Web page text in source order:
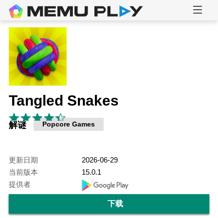
Tangled Snakes
解谜 Popcore Games
更新日期
2026-06-29
当前版本
15.0.1
提供者
下载